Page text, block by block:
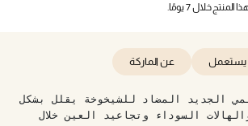
خلال 7 يومًا.
يستعمل عن الماركة
الجديد المضاد للشيخوخة يقلل بشكل
السوداء وتجاعيد العين خلال